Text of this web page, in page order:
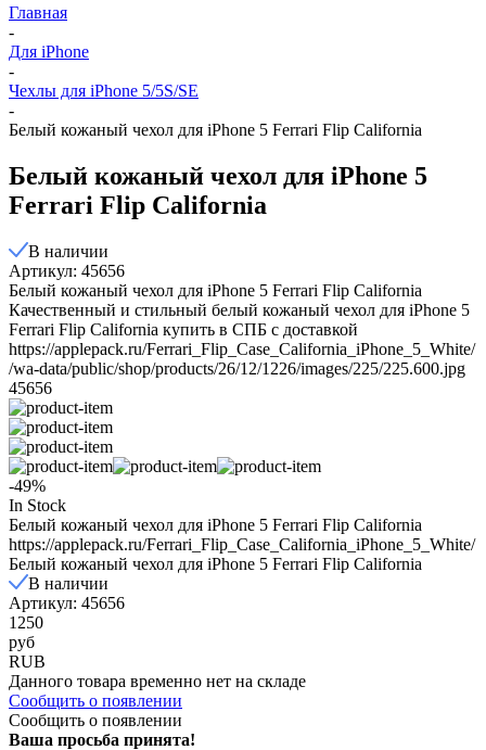
Главная
-
Для iPhone
-
Чехлы для iPhone 5/5S/SE
-
Белый кожаный чехол для iPhone 5 Ferrari Flip California
Белый кожаный чехол для iPhone 5
Ferrari Flip California
В наличии
Артикул: 45656
Белый кожаный чехол для iPhone 5 Ferrari Flip California
Качественный и стильный белый кожаный чехол для iPhone 5
Ferrari Flip California купить в СПБ с доставкой
https://applepack.ru/Ferrari_Flip_Case_California_iPhone_5_White/
/wa-data/public/shop/products/26/12/1226/images/225/225.600.jpg
45656
-49%
In Stock
Белый кожаный чехол для iPhone 5 Ferrari Flip California
https://applepack.ru/Ferrari_Flip_Case_California_iPhone_5_White/
Белый кожаный чехол для iPhone 5 Ferrari Flip California
В наличии
Артикул: 45656
1250
руб
RUB
Данного товара временно нет на складе
Сообщить о появлении
Сообщить о появлении
Ваша просьба принята!